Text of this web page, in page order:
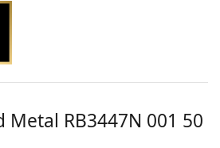
Metal RB3447N 001 50